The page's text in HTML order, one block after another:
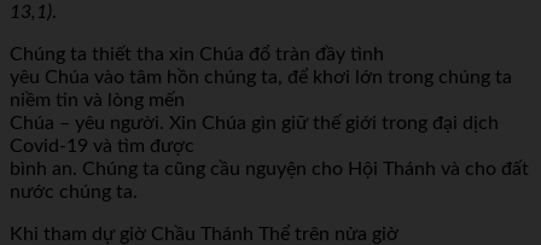
13,1).
Chúng ta thiết tha xin Chúa đổ tràn đầy tình
yêu Chúa vào tâm hồn chúng ta, để khơi lớn trong chúng ta
niềm tin và lòng mến
Chúa – yêu người. Xin Chúa gìn giữ thế giới trong đại dịch
Covid-19 và tìm được
bình an. Chúng ta cũng cầu nguyện cho Hội Thánh và cho đất
nước chúng ta.
Khi tham dự giờ Chầu Thánh Thể trên nửa giờ